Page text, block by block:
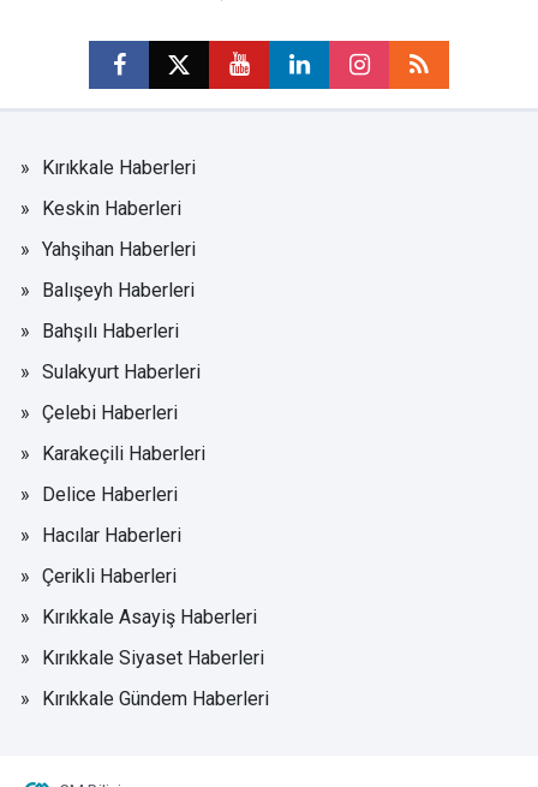
Kırıkkale Haberleri
Keskin Haberleri
Yahşihan Haberleri
Balışeyh Haberleri
Bahşılı Haberleri
Sulakyurt Haberleri
Çelebi Haberleri
Karakeçili Haberleri
Delice Haberleri
Hacılar Haberleri
Çerikli Haberleri
Kırıkkale Asayiş Haberleri
Kırıkkale Siyaset Haberleri
Kırıkkale Gündem Haberleri